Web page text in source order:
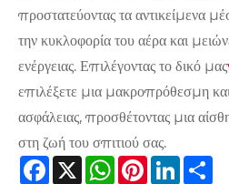
προστατεύοντας τα αντικείμενα
την κυκλοφορία του αέρα και
ενέργειας. Επιλέγοντας το δικό μας
επιλέξετε μια μακροπρόθεσμη
ασφάλειας, προσθέτοντας μια
στη ζωή του σπιτιού σας.
Facebook
X WhatsApp
Pinterest